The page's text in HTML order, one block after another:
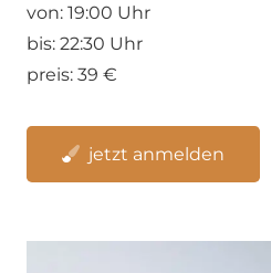
von: 19:00 Uhr
bis: 22:30 Uhr
preis: 39 €
jetzt anmelden